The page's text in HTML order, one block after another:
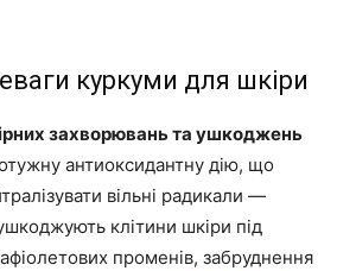
куркуми для шкіри
захворювань та ушкоджень
антиоксидантну дію, що
вільні радикали —
клітини шкіри під
променів, забруднення